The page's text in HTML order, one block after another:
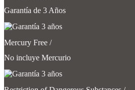
Garantía de 3 Años
Mercury Free /
No incluye Mercurio